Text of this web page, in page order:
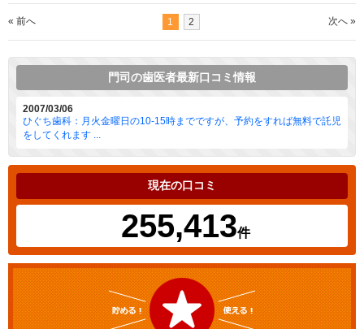
« 前へ 1 2 次へ »
門司の歯医者最新口コミ情報
2007/03/06
ひぐち歯科：月火金曜日の10-15時までですが、予約をすれば無料で託児
をしてくれます ...
現在の口コミ
255,413件